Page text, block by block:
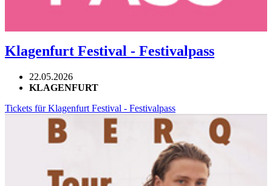
Klagenfurt Festival - Festivalpass
22.05.2026
KLAGENFURT
Tickets für Klagenfurt Festival - Festivalpass